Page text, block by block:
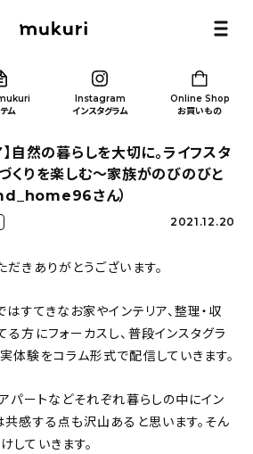
ム
Instagram
インスタグラム
Online Shop
お買いもの
】自然の暮らしを大切に。ライフスタ
くりを楽しむ〜家族がのびのびと
さん）
2021.12.20
きありがとうございます。
はすてきなお家やインテリア、整理・収
方にフォーカスし、普段インスタグラ
体験をコラム形式で配信していきます。
パートなどそれぞれ暮らしの中にイン
共感する点も沢山あると思います。そん
していきます。